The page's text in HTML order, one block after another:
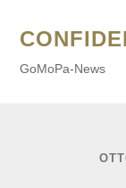
GoMoPa-News